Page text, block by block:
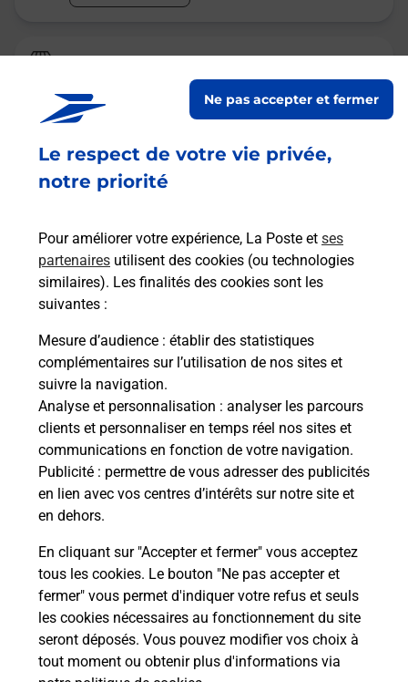
Le respect de votre vie privée,
notre priorité
Pour améliorer votre expérience, La Poste et ses
partenaires utilisent des cookies (ou technologies
similaires). Les finalités des cookies sont les
suivantes :
Mesure d’audience : établir des statistiques
complémentaires sur l’utilisation de nos sites et
suivre la navigation.
Analyse et personnalisation : analyser les parcours
clients et personnaliser en temps réel nos sites et
communications en fonction de votre navigation.
Publicité : permettre de vous adresser des publicités
en lien avec vos centres d’intérêts sur notre site et
en dehors.
En cliquant sur "Accepter et fermer" vous acceptez
tous les cookies. Le bouton "Ne pas accepter et
fermer" vous permet d'indiquer votre refus et seuls
les cookies nécessaires au fonctionnement du site
seront déposés. Vous pouvez modifier vos choix à
tout moment ou obtenir plus d'informations via
Ne pas accepter et fermer
Relais Pickup
CENTRE E LECLERC NANCY
jusqu'à 19h30
3 PROMENADE EMILIE DU CHATELET
54000 NANCY
Malin !
La Poste
en ligne
Ouvert 24h/24
En savoir plus
CARREFOUR EXPRESS NANCY XXIEM CORPS